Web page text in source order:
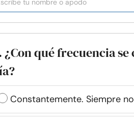
¿Con qué frecuencia
Constantemente. Siempre